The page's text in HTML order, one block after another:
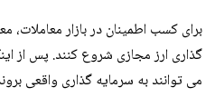
برای کسب اطمینان در بازار معاملات،
گذاری ارز مجازی شروع کنند. پس از
می توانند به سرمایه گذاری واقعی